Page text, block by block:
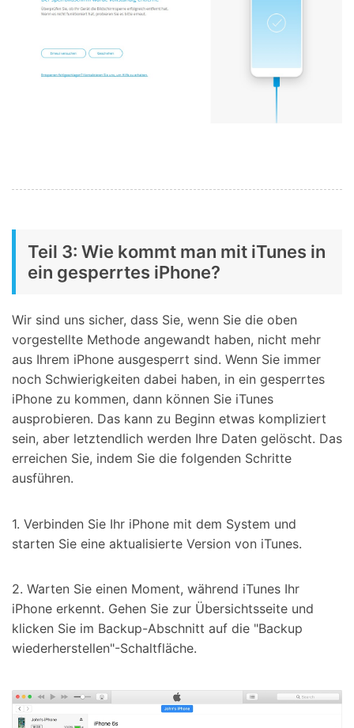
Teil 3: Wie kommt man mit iTunes in
ein gesperrtes iPhone?
Wir sind uns sicher, dass Sie, wenn Sie die oben
vorgestellte Methode angewandt haben, nicht mehr
aus Ihrem iPhone ausgesperrt sind. Wenn Sie immer
noch Schwierigkeiten dabei haben, in ein gesperrtes
iPhone zu kommen, dann können Sie iTunes
ausprobieren. Das kann zu Beginn etwas kompliziert
sein, aber letztendlich werden Ihre Daten gelöscht. Das
erreichen Sie, indem Sie die folgenden Schritte
ausführen.
1. Verbinden Sie Ihr iPhone mit dem System und
starten Sie eine aktualisierte Version von iTunes.
2. Warten Sie einen Moment, während iTunes Ihr
iPhone erkennt. Gehen Sie zur Übersichtsseite und
klicken Sie im Backup-Abschnitt auf die "Backup
wiederherstellen"-Schaltfläche.